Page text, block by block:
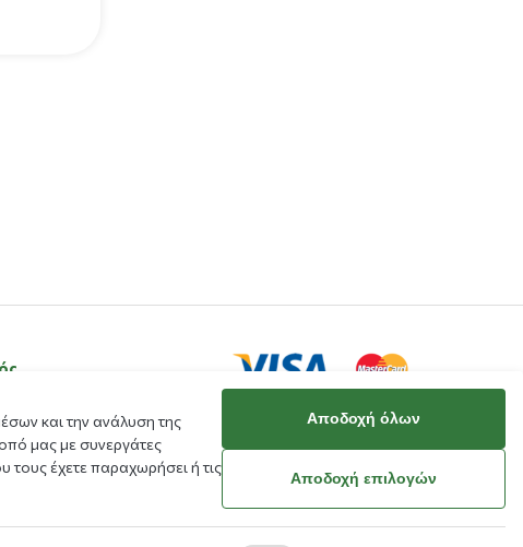
μου
και την ανάλυση της
μας με συνεργάτες
τους έχετε παραχωρήσει ή τις
Αποδοχή όλων
Αποδοχή επιλογών